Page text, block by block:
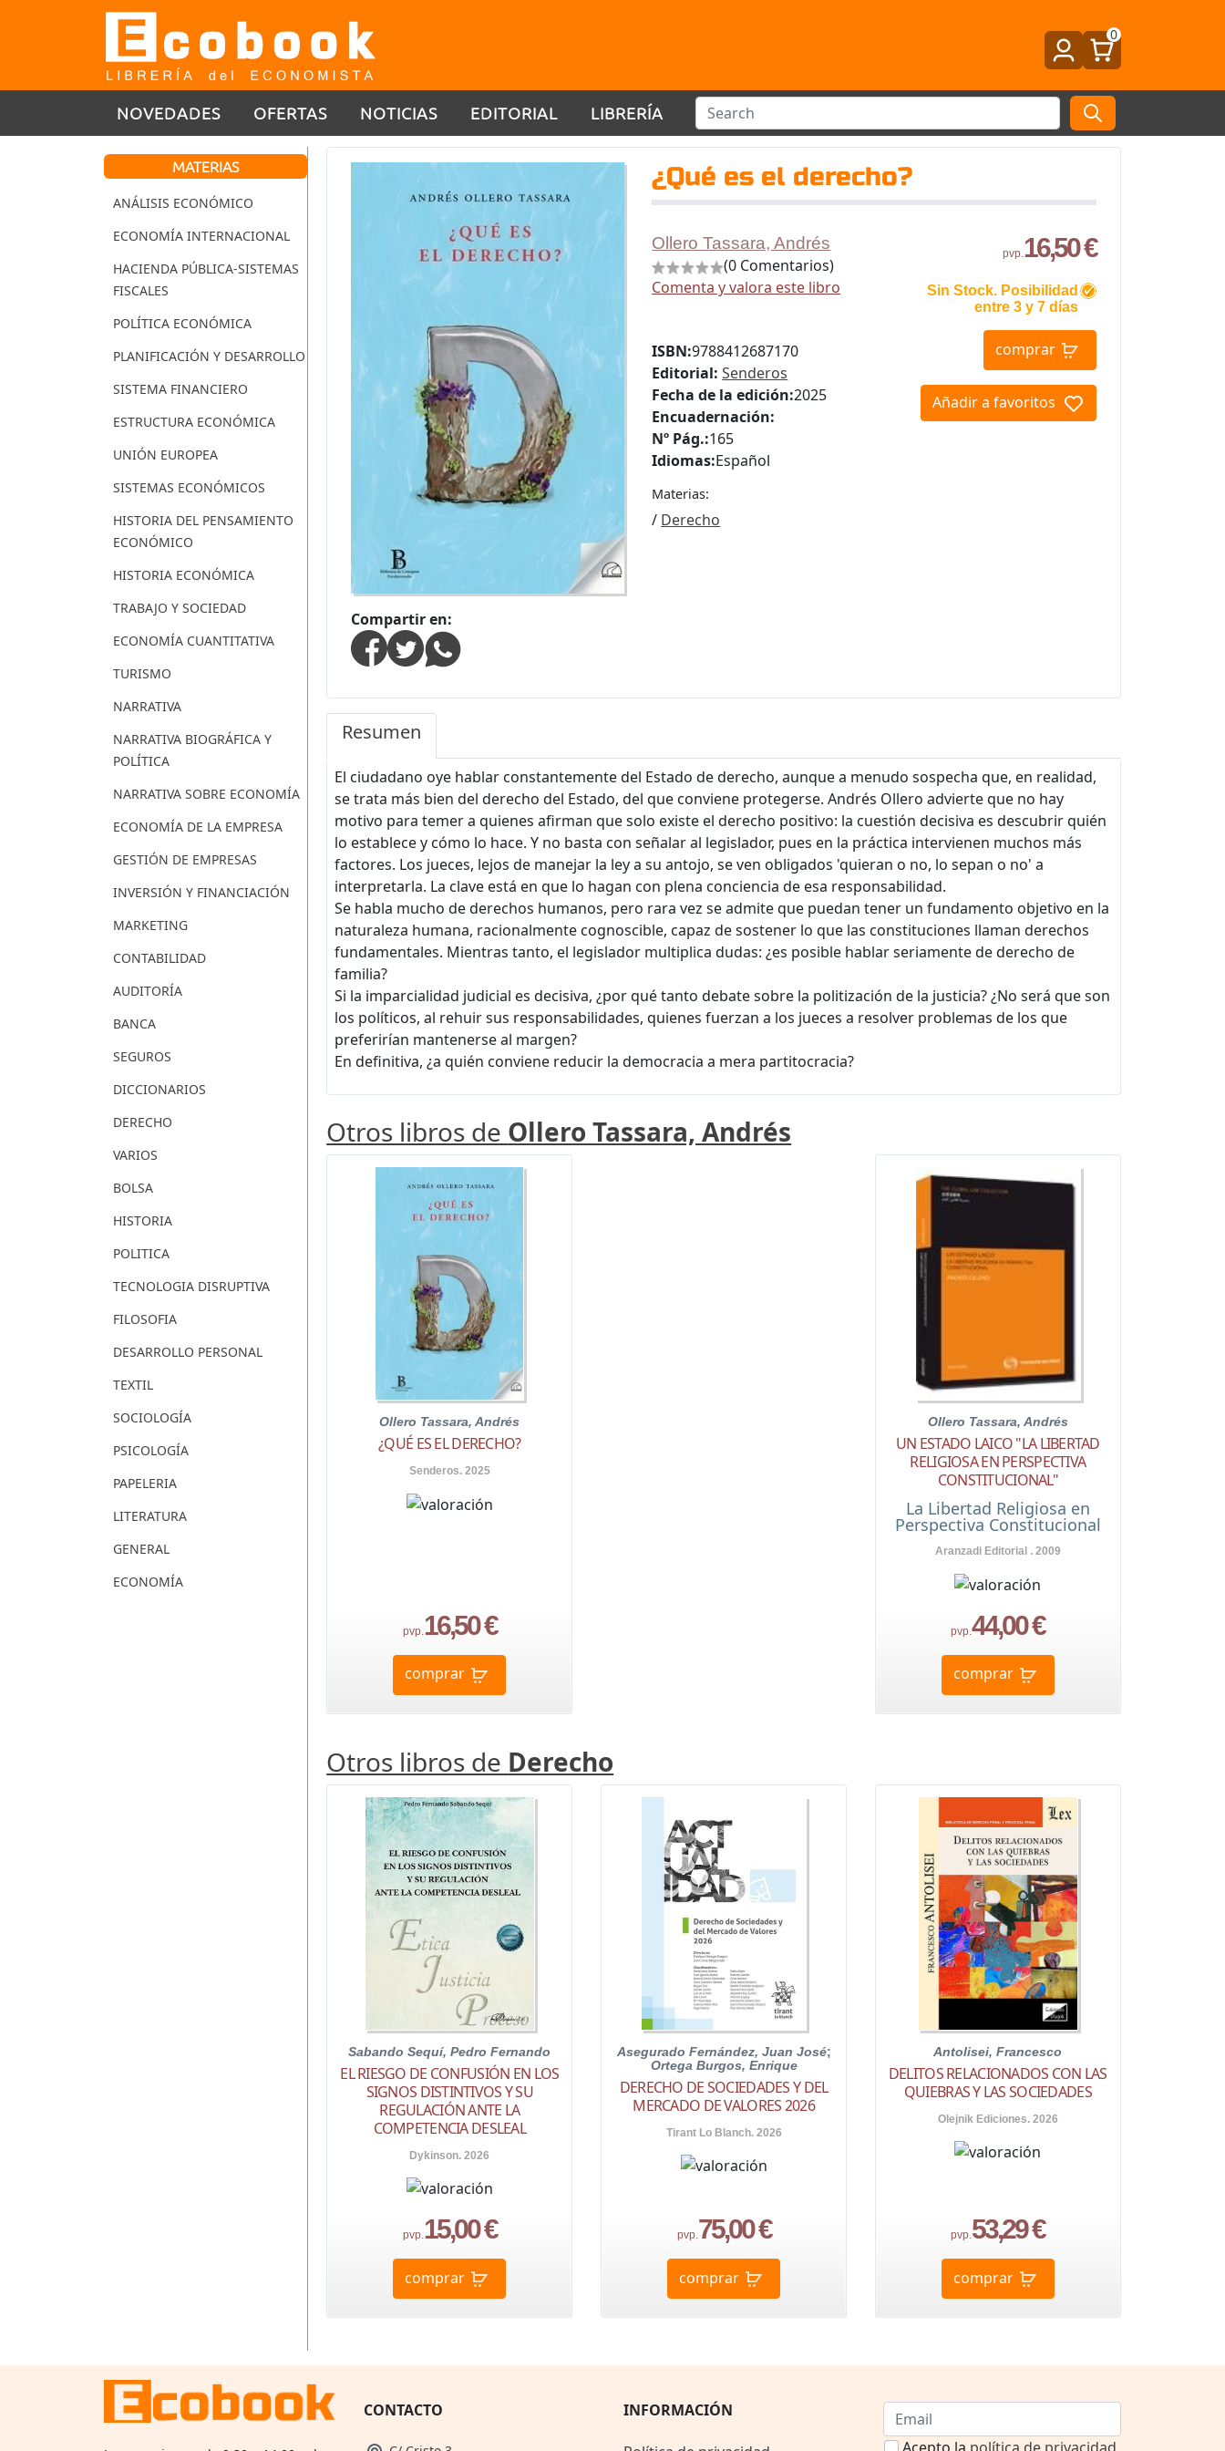
0
NOVEDADES OFERTAS NOTICIAS EDITORIAL LIBRERÍA
MATERIAS
ANÁLISIS ECONÓMICO
ECONOMÍA INTERNACIONAL
HACIENDA PÚBLICA-SISTEMAS
FISCALES
POLÍTICA ECONÓMICA
PLANIFICACIÓN Y DESARROLLO
SISTEMA FINANCIERO
ESTRUCTURA ECONÓMICA
UNIÓN EUROPEA
SISTEMAS ECONÓMICOS
HISTORIA DEL PENSAMIENTO
ECONÓMICO
HISTORIA ECONÓMICA
TRABAJO Y SOCIEDAD
ECONOMÍA CUANTITATIVA
TURISMO
NARRATIVA
NARRATIVA BIOGRÁFICA Y
POLÍTICA
NARRATIVA SOBRE ECONOMÍA
ECONOMÍA DE LA EMPRESA
GESTIÓN DE EMPRESAS
INVERSIÓN Y FINANCIACIÓN
MARKETING
CONTABILIDAD
AUDITORÍA
BANCA
SEGUROS
DICCIONARIOS
DERECHO
VARIOS
BOLSA
HISTORIA
POLITICA
TECNOLOGIA DISRUPTIVA
FILOSOFIA
DESARROLLO PERSONAL
TEXTIL
SOCIOLOGÍA
PSICOLOGÍA
PAPELERIA
LITERATURA
GENERAL
ECONOMÍA
¿Qué es el derecho?
Compartir en:
Ollero Tassara, Andrés
(0 Comentarios)
Comenta y valora este libro
pvp.16,50 €
Sin Stock. Posibilidad
entre 3 y 7 días
comprar
Añadir a favoritos
ISBN:9788412687170
Editorial: Senderos
Fecha de la edición:2025
Encuadernación:
Nº Pág.:165
Idiomas:Español
Materias:
/ Derecho
Resumen
El ciudadano oye hablar constantemente del Estado de derecho, aunque a menudo sospecha que, en realidad,
se trata más bien del derecho del Estado, del que conviene protegerse. Andrés Ollero advierte que no hay
motivo para temer a quienes afirman que solo existe el derecho positivo: la cuestión decisiva es descubrir quién
lo establece y cómo lo hace. Y no basta con señalar al legislador, pues en la práctica intervienen muchos más
factores. Los jueces, lejos de manejar la ley a su antojo, se ven obligados 'quieran o no, lo sepan o no' a
interpretarla. La clave está en que lo hagan con plena conciencia de esa responsabilidad.
Se habla mucho de derechos humanos, pero rara vez se admite que puedan tener un fundamento objetivo en la
naturaleza humana, racionalmente cognoscible, capaz de sostener lo que las constituciones llaman derechos
fundamentales. Mientras tanto, el legislador multiplica dudas: ¿es posible hablar seriamente de derecho de
familia?
Si la imparcialidad judicial es decisiva, ¿por qué tanto debate sobre la politización de la justicia? ¿No será que son
los políticos, al rehuir sus responsabilidades, quienes fuerzan a los jueces a resolver problemas de los que
preferirían mantenerse al margen?
En definitiva, ¿a quién conviene reducir la democracia a mera partitocracia?
Otros libros de Ollero Tassara, Andrés
Ollero Tassara, Andrés
¿QUÉ ES EL DERECHO?
Senderos. 2025
pvp. 16,50 €
comprar
Ollero Tassara, Andrés
UN ESTADO LAICO "LA LIBERTAD
RELIGIOSA EN PERSPECTIVA
CONSTITUCIONAL"
La Libertad Religiosa en
Perspectiva Constitucional
Aranzadi Editorial . 2009
pvp.44,00 €
comprar
Otros libros de Derecho
Sabando Sequí, Pedro Fernando
EL RIESGO DE CONFUSIÓN EN LOS
SIGNOS DISTINTIVOS Y SU
REGULACIÓN ANTE LA
COMPETENCIA DESLEAL
Dykinson. 2026
pvp.15,00 €
comprar
Asegurado Fernández, Juan José;
Ortega Burgos, Enrique
DERECHO DE SOCIEDADES Y DEL
MERCADO DE VALORES 2026
Tirant Lo Blanch. 2026
pvp.75,00 €
comprar
Antolisei, Francesco
DELITOS RELACIONADOS CON LAS
QUIEBRAS Y LAS SOCIEDADES
Olejnik Ediciones. 2026
pvp.53,29 €
comprar
CONTACTO INFORMACIÓN